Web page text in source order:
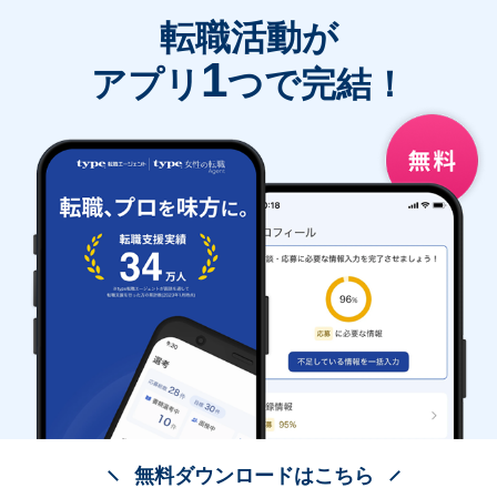
転職活動が
アプリ 1つで完結！
無料ダウンロードはこちら